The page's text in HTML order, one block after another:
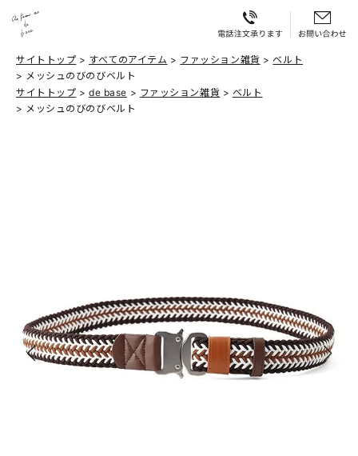
サイトトップ すべてのアイテム ファッション雑貨
ベルト
メッシュのびのびベルト
サイトトップ
de base ファッション雑貨
ベルト
メッシュのびのびベルト